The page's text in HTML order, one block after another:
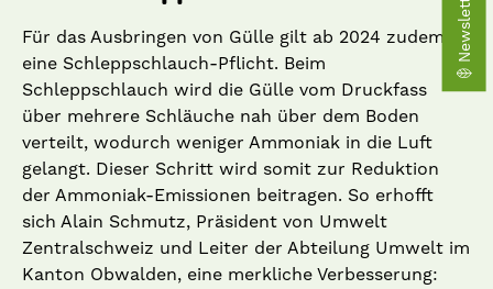
Für das Ausbringen von Gülle gilt ab 2024 zudem
eine Schleppschlauch-Pflicht. Beim
Schleppschlauch wird die Gülle vom Druckfass
über mehrere Schläuche nah über dem Boden
verteilt, wodurch weniger Ammoniak in die Luft
gelangt. Dieser Schritt wird somit zur Reduktion
der Ammoniak-Emissionen beitragen. So erhofft
sich Alain Schmutz, Präsident von Umwelt
Zentralschweiz und Leiter der Abteilung Umwelt im
Kanton Obwalden, eine merkliche Verbesserung: